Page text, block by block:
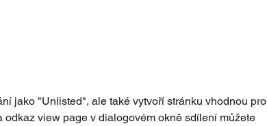
jako "Unlisted", ale také vytvoří stránku vhodnou pro
odkaz view page v dialogovém okně sdílení můžete